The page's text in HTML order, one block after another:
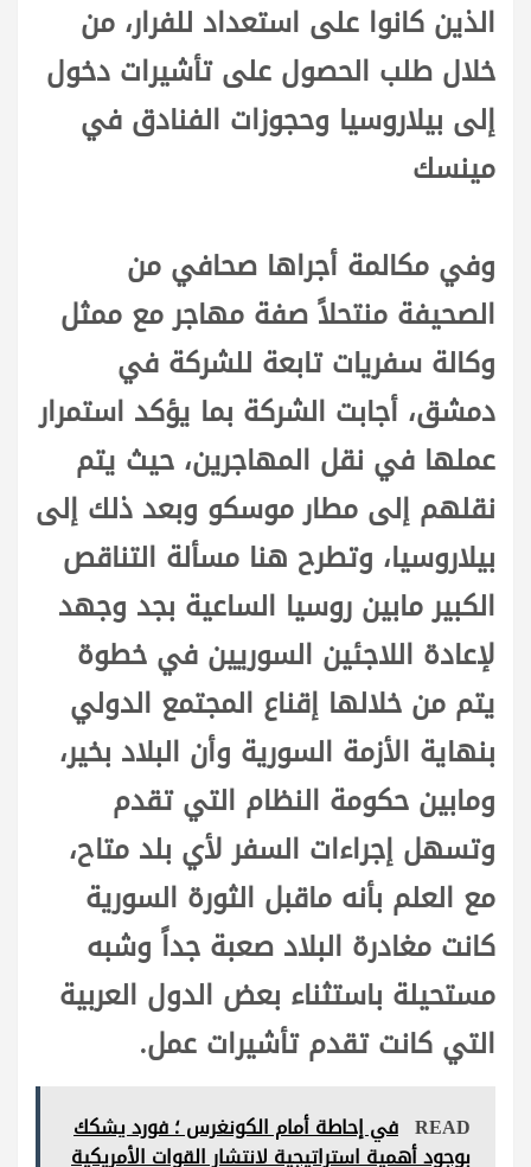
الذين كانوا على استعداد للفرار، من
خلال طلب الحصول على تأشيرات دخول
إلى بيلاروسيا وحجوزات الفنادق في
مينسك
وفي مكالمة أجراها صحافي من
الصحيفة منتحلاً صفة مهاجر مع ممثل
وكالة سفريات تابعة للشركة في
دمشق، أجابت الشركة بما يؤكد استمرار
عملها في نقل المهاجرين، حيث يتم
نقلهم إلى مطار موسكو وبعد ذلك إلى
بيلاروسيا، وتطرح هنا مسألة التناقص
الكبير مابين روسيا الساعية بجد وجهد
لإعادة اللاجئين السوريين في خطوة
يتم من خلالها إقناع المجتمع الدولي
بنهاية الأزمة السورية وأن البلاد بخير،
ومابين حكومة النظام التي تقدم
وتسهل إجراءات السفر لأي بلد متاح،
مع العلم بأنه ماقبل الثورة السورية
كانت مغادرة البلاد صعبة جداً وشبه
مستحيلة باستثناء بعض الدول العربية
التي كانت تقدم تأشيرات عمل.
READ في إحاطة أمام الكونغرس ؛ فورد يشكك
بوجود أهمية استراتيجية لانتشار القوات الأمريكية